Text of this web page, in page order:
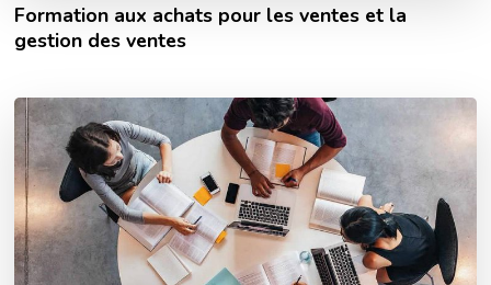
Formation aux achats pour les ventes et la
gestion des ventes